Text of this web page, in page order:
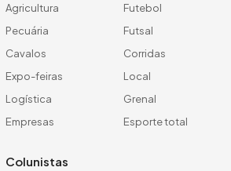
Agricultura
Pecuária
Cavalos
Expo-feiras
Logística
Empresas
Futebol
Futsal
Corridas
Local
Grenal
Esporte total
Colunistas